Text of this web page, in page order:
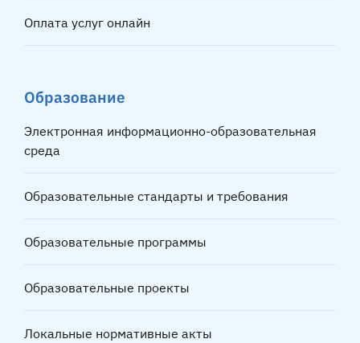
Оплата услуг онлайн
Образование
Электронная информационно-образовательная
среда
Образовательные стандарты и требования
Образовательные программы
Образовательные проекты
Локальные нормативные акты